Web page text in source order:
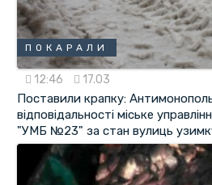
ПОКАРАЛИ
12:46 17.03
Поставили крапку:
відповідальності міське
"УМБ №23" за стан вулиць